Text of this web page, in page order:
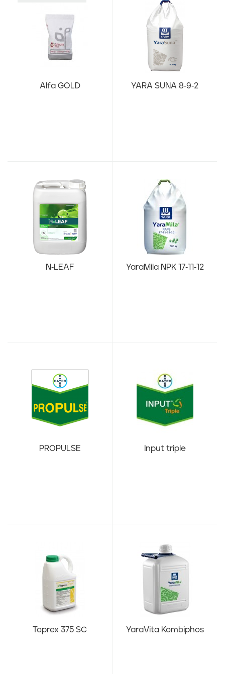
Alfa GOLD YARA SUNA 8-9-2
N-LEAF YaraMila NPK 17-11-12
PROPULSE Input triple
Toprex 375 SC YaraVita Kombiphos